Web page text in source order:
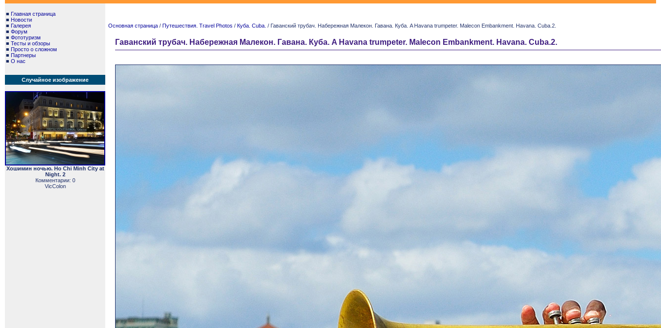
■ Главная страница
■ Новости
■ Галерея
■ Форум
■ Фототуризм
■ Тесты и обзоры
■ Просто о сложном
■ Партнеры
■ О нас
Случайное изображение
Хошимин ночью. Ho Chi Minh City at
Night. 2
Комментарии: 0
VicColon
Основная страница / Путешествия. Travel Photos / Куба. Cuba. / Гаванский трубач. Набережная Малекон. Гавана. Куба. A Havana trumpeter. Malecon Embankment. Havana. Cuba.2.
Гаванский трубач. Набережная Малекон. Гавана. Куба. A Havana trumpeter. Malecon Embankment. Havana. Cuba.2.